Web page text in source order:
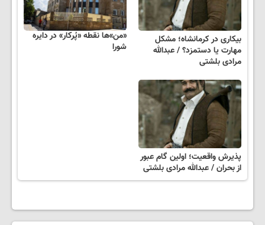
بیکاری در کرمانشاه؛ مشکل
مهارت یا دستمزد؟ / عبدالله
مرادی بلشتی
«من»ها نقطه «پُرکار» در دایره
شورا
پذیرش واقعیت؛ اولین گام عبور
از بحران / عبدالله مرادی بلشتی